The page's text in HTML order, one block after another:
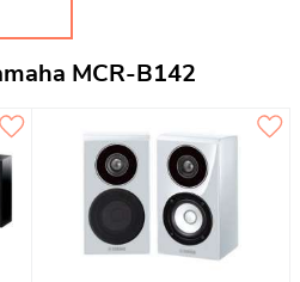
MCR-B142